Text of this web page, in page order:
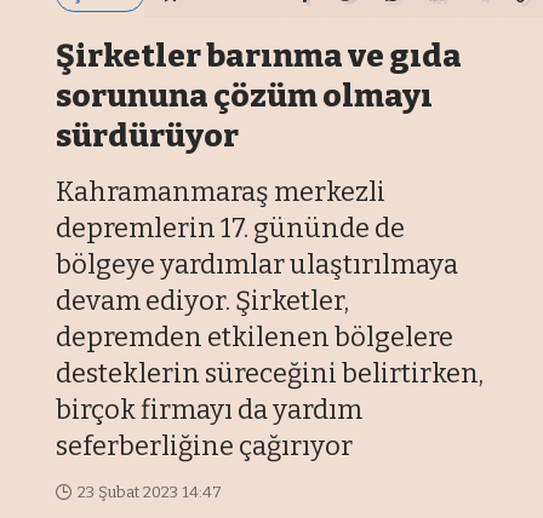
Şirketler barınma ve gıda
sorununa çözüm olmayı
sürdürüyor
Kahramanmaraş merkezli
depremlerin 17. gününde de
bölgeye yardımlar ulaştırılmaya
devam ediyor. Şirketler,
depremden etkilenen bölgelere
desteklerin süreceğini belirtirken,
birçok firmayı da yardım
seferberliğine çağırıyor
23 Şubat 2023 14:47